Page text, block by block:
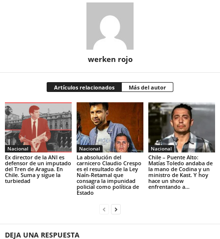
werken rojo
Artículos relacionados Más del autor
Nacional
Ex director de la ANI es
defensor de un imputado
del Tren de Aragua. En
Chile. Suma y sigue la
turbiedad
Nacional
La absolución del
carnicero Claudio Crespo
es el resultado de la Ley
Naín-Retamal que
consagra la impunidad
policial como política de
Estado
Nacional
Chile – Puente Alto:
Matías Toledo andaba de
la mano de Codina y un
ministro de Kast. Y hoy
hace un show
enfrentando a...
DEJA UNA RESPUESTA